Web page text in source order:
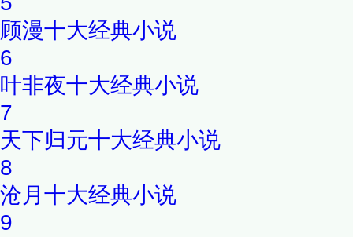
顾漫十大经典小说
6
叶非夜十大经典小说
7
天下归元十大经典小说
8
沧月十大经典小说
9